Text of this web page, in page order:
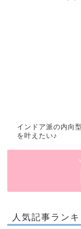
インドア派の内向
を叶えたい♪
人気記事ラン